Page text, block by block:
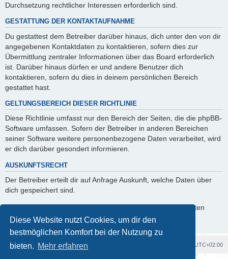
Diese Website nutzt Cookies, um dir den
bestmöglichen Komfort bei der Nutzung zu
bieten. Mehr erfahren
Durchsetzung rechtlicher Interessen erforderlich sind.
GESTATTUNG DER KONTAKTAUFNAHME
Du gestattest dem Betreiber darüber hinaus, dich unter den von dir
angegebenen Kontaktdaten zu kontaktieren, sofern dies zur
Übermittlung zentraler Informationen über das Board erforderlich
ist. Darüber hinaus dürfen er und andere Benutzer dich
kontaktieren, sofern du dies in deinem persönlichen Bereich
gestattet hast.
GELTUNGSBEREICH DIESER RICHTLINIE
Diese Richtlinie umfasst nur den Bereich der Seiten, die die phpBB-
Software umfassen. Sofern der Betreiber in anderen Bereichen
seiner Software weitere personenbezogene Daten verarbeitet, wird
er dich darüber gesondert informieren.
AUSKUNFTSRECHT
Der Betreiber erteilt dir auf Anfrage Auskunft, welche Daten über
dich gespeichert sind.
Du kannst jederzeit die Löschung bzw. Sperrung deiner Daten
verlangen. Kontaktiere hierzu bitte den Betreiber.
Foren-Übersicht UTC+02:00